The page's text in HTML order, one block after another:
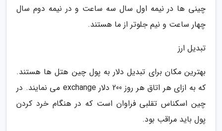
چینی ها در نیمه اول سال سه ساعت و در نیمه دوم سال
چهار ساعت و نیم جلوتر از ما هستند.
تبدیل ارز
بهترین مکان برای تبدیل دلار به پول چین هتل ها هستند.
که به ازای هر اتاق هر روز 200 دلار exchange می نمایند. در
چین اسکناس تقلبی فراوان است که در هنگام خرد کردن
پول باید مراقب بود.